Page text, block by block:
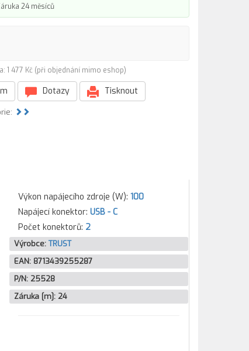
24 měsíců
1 477 Kč (při objednání mimo eshop)
Dotazy Tisknout
Výkon napájecího zdroje (W): 100
Napájecí konektor: USB - C
Počet konektorů: 2
Výrobce: TRUST
EAN: 8713439255287
P/N: 25528
Záruka [m]: 24